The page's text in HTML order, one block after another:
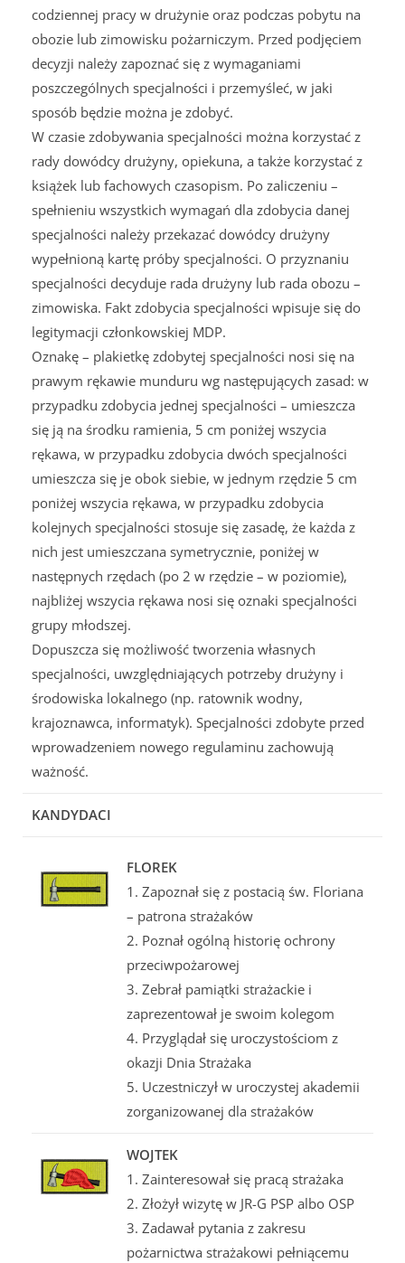
codziennej pracy w drużynie oraz podczas pobytu na
obozie lub zimowisku pożarniczym. Przed podjęciem
decyzji należy zapoznać się z wymaganiami
poszczególnych specjalności i przemyśleć, w jaki
sposób będzie można je zdobyć.
W czasie zdobywania specjalności można korzystać z
rady dowódcy drużyny, opiekuna, a także korzystać z
książek lub fachowych czasopism. Po zaliczeniu –
spełnieniu wszystkich wymagań dla zdobycia danej
specjalności należy przekazać dowódcy drużyny
wypełnioną kartę próby specjalności. O przyznaniu
specjalności decyduje rada drużyny lub rada obozu –
zimowiska. Fakt zdobycia specjalności wpisuje się do
legitymacji członkowskiej MDP.
Oznakę – plakietkę zdobytej specjalności nosi się na
prawym rękawie munduru wg następujących zasad: w
przypadku zdobycia jednej specjalności – umieszcza
się ją na środku ramienia, 5 cm poniżej wszycia
rękawa, w przypadku zdobycia dwóch specjalności
umieszcza się je obok siebie, w jednym rzędzie 5 cm
poniżej wszycia rękawa, w przypadku zdobycia
kolejnych specjalności stosuje się zasadę, że każda z
nich jest umieszczana symetrycznie, poniżej w
następnych rzędach (po 2 w rzędzie – w poziomie),
najbliżej wszycia rękawa nosi się oznaki specjalności
grupy młodszej.
Dopuszcza się możliwość tworzenia własnych
specjalności, uwzględniających potrzeby drużyny i
środowiska lokalnego (np. ratownik wodny,
krajoznawca, informatyk). Specjalności zdobyte przed
wprowadzeniem nowego regulaminu zachowują
ważność.
KANDYDACI
FLOREK
1. Zapoznał się z postacią św. Floriana
– patrona strażaków
2. Poznał ogólną historię ochrony
przeciwpożarowej
3. Zebrał pamiątki strażackie i
zaprezentował je swoim kolegom
4. Przyglądał się uroczystościom z
okazji Dnia Strażaka
5. Uczestniczył w uroczystej akademii
zorganizowanej dla strażaków
WOJTEK
1. Zainteresował się pracą strażaka
2. Złożył wizytę w JR-G PSP albo OSP
3. Zadawał pytania z zakresu
pożarnictwa strażakowi pełniącemu